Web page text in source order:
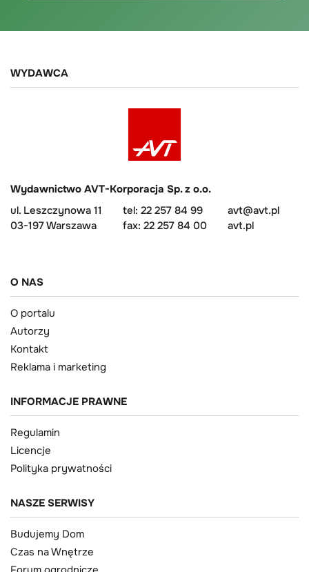
WYDAWCA
Wydawnictwo AVT-Korporacja Sp. z o.o.
ul. Leszczynowa 11
03-197 Warszawa
tel: 22 257 84 99
fax: 22 257 84 00
avt@avt.pl
avt.pl
O NAS
O portalu
Autorzy
Kontakt
Reklama i marketing
INFORMACJE PRAWNE
Regulamin
Licencje
Polityka prywatności
NASZE SERWISY
Budujemy Dom
Czas na Wnętrze